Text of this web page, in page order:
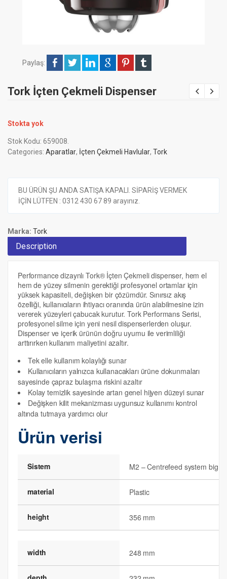
Paylaş:
Tork İçten Çekmeli Dispenser
Stokta yok
Stok Kodu: 659008.
Categories: Aparatlar, İçten Çekmeli Havlular, Tork
BU ÜRÜN ŞU ANDA SATIŞA KAPALI. SİPARİŞ VERMEK
İÇİN LÜTFEN : 0312 430 67 89 arayınız.
Marka: Tork
Description
Performance dizaynlı Tork® İçten Çekmeli dispenser, hem el
hem de yüzey silmenin gerektiği profesyonel ortamlar için
yüksek kapasiteli, değişken bir çözümdür. Sınırsız akış
özelliği, kullanıcıların ihtiyacı oranında ürün alabilmesine izin
vererek yüzeyleri çabucak kurutur. Tork Performans Serisi,
profesyonel silme için yeni nesil dispenserlerden oluşur.
Dispenser ve içerik ürünün doğru uyumu ile verimliliği
arttırırken kullanım maliyetini azaltır.
Tek elle kullanım kolaylığı sunar
Kullanıcıların yalnızca kullanacakları ürüne dokunmaları
sayesinde çapraz bulaşma riskini azaltır
Kolay temizlik sayesinde artan genel hijyen düzeyi sunar
Değişken kilit mekanizması uygunsuz kullanımı kontrol
altında tutmaya yardımcı olur
Ürün verisi
Sistem M2 – Centrefeed system big
material Plastic
height 356 mm
width 248 mm